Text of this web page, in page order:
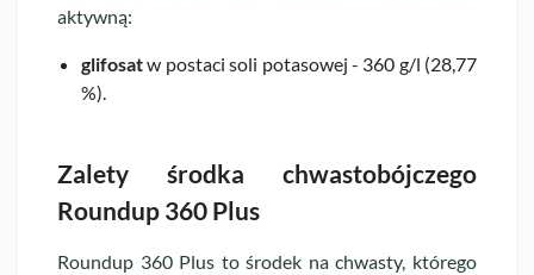
aktywną:
glifosatw postaci soli potasowej - 360 g/l (28,77
%).
Zalety środka chwastobójczego
Roundup 360 Plus
Roundup 360 Plus to środek na chwasty, którego